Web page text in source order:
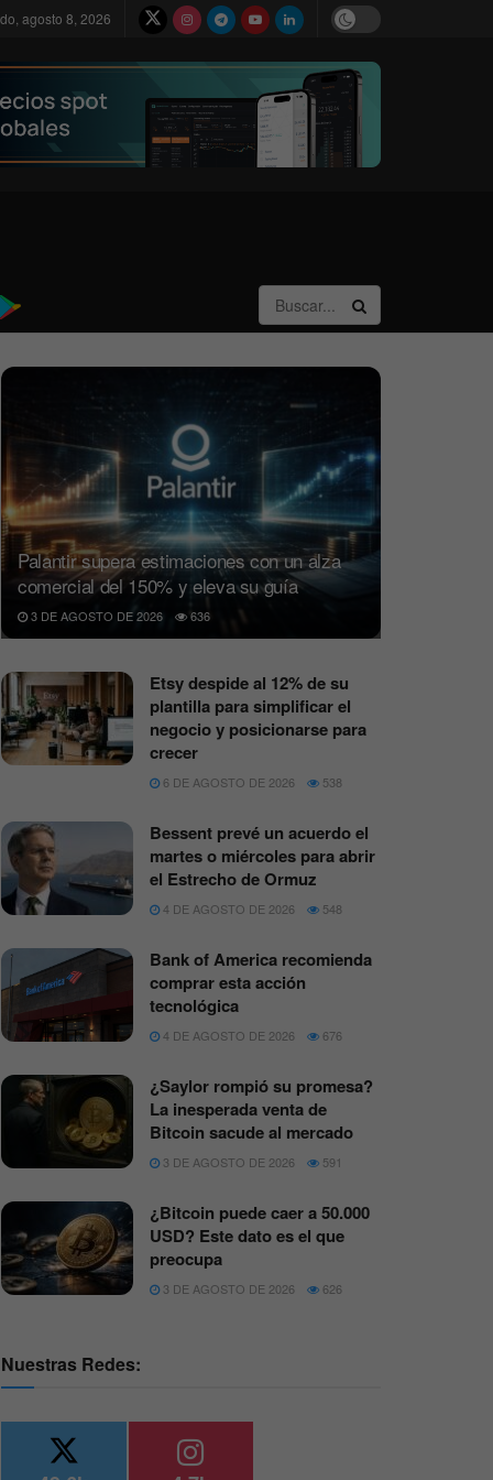
agosto 8, 2026
Palantir supera estimaciones con un alza
comercial del 150% y eleva su guía
3 DE AGOSTO DE 2026 636
Etsy despide al 12% de su
plantilla para simplificar el
negocio y posicionarse para
crecer
6 DE AGOSTO DE 2026 538
Bessent prevé un acuerdo el
martes o miércoles para abrir
el Estrecho de Ormuz
4 DE AGOSTO DE 2026 548
Bank of America recomienda
comprar esta acción
tecnológica
4 DE AGOSTO DE 2026 676
¿Saylor rompió su promesa?
La inesperada venta de
Bitcoin sacude al mercado
3 DE AGOSTO DE 2026 591
¿Bitcoin puede caer a 50.000
USD? Este dato es el que
preocupa
3 DE AGOSTO DE 2026 626
Nuestras Redes: